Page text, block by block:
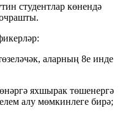
студентлар көнендә
аларның 8е инде
яхшырак төшенергә
алу мөмкинлеге бирә;